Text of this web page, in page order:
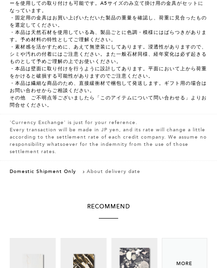
ーを使用しての取り付けも可能です。A5サイズのみ立て掛け用の金具がセットに
なっています。
・固定用の金具はお買い上げいただいた製品の重量を確認し、荷重に見合ったもの
を選定してください。
・本品は天然石材を使用している為、製品ごとに色調・模様にはばらつきがありま
す。予め材料の特性としてご理解ください。
・素材感を活かすために、あえて無塗装にしてあります。浸透性がありますので、
シミや汚れの付着にはご注意ください。また一般石材同様、経年変化は必ず起きる
ものとして予めご理解の上でお使いください。
・本品は壁面に取り付けを行うように設計してあります。平面において上から荷重
をかけると破損する可能性がありますのでご注意ください。
・本品は繊細な商品のため、直接緩衝材で梱包して発送します。ギフト用の場合は
お問い合わせからご相談ください。
その他 ご不明点等ございましたら「このアイテムについて問い合わせる」よりお
問合せください。
'Currency Exchange' is just for your reference.
Every transaction will be made in JP yen, and its rate will change a little
according to the settlement rate of each credit company. We assume no
responsibility whatsoever for the indemnity from the use of those
settlement rates.
Domestic Shipment Only About delivery date
RECOMMEND